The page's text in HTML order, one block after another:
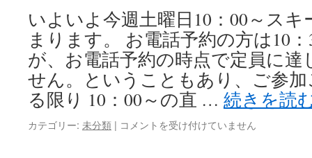
込
受
付
ス
タ
ー
は
いよいよ今週土曜日10：00～ス
まります。 お電話予約の方は10
が、お電話予約の時点で定員に
せん。ということもあり、ご参
る限り 10：00～の直 … 続きを読
カテゴリー: 未分類 | パ
コメントを受け付けていません